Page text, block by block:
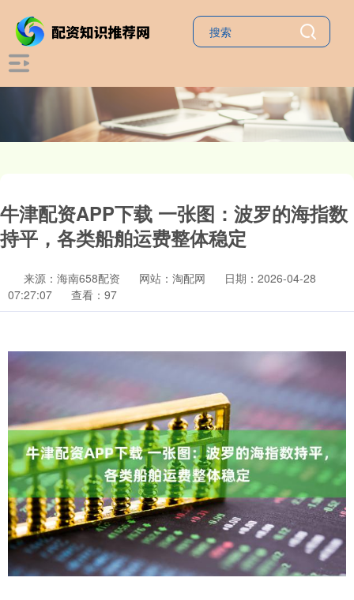
牛津配资APP下载 一张图：波罗的海指数
持平，各类船舶运费整体稳定
来源：海南658配资 网站：淘配网
日期：2026-04-28
07:27:07
查看：97